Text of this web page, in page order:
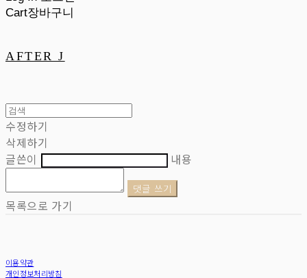
Cart장바구니
AFTER J
수정하기
삭제하기
글쓴이
내용
댓글 쓰기
목록으로 가기
이용약관
개인정보처리방침